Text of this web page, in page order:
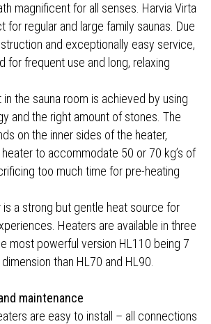
magnificent for all senses. Harvia Virta
for regular and large family saunas. Due
and exceptionally easy service,
for frequent use and long, relaxing
in the sauna room is achieved by using
and the right amount of stones. The
on the inner sides of the heater,
to accommodate 50 or 70 kg’s of
too much time for pre-heating
is a strong but gentle heat source for
Heaters are available in three
most powerful version HL110 being 7
than HL70 and HL90.
maintenance
are easy to install – all connections